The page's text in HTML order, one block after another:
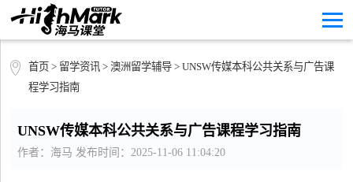
首页 > 留学资讯> 澳洲留学辅导> UNSW传媒本科公共关系与广告课
程学习指南
UNSW传媒本科公共关系与广告课程学习指南
作者：海马 发布时间：2025-11-06 11:04:20